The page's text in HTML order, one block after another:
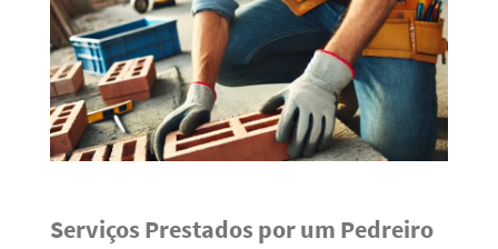
Serviços Prestados por um Pedreiro